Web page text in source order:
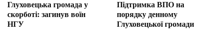
Глуховецька громада у
скорботі: загинув воїн
НГУ
Підтримка ВПО на
порядку денному
Глуховецької громади